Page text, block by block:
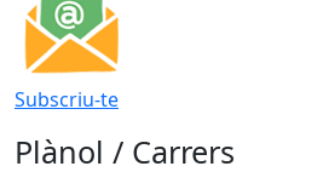
Subscriu-te
Plànol / Carrers